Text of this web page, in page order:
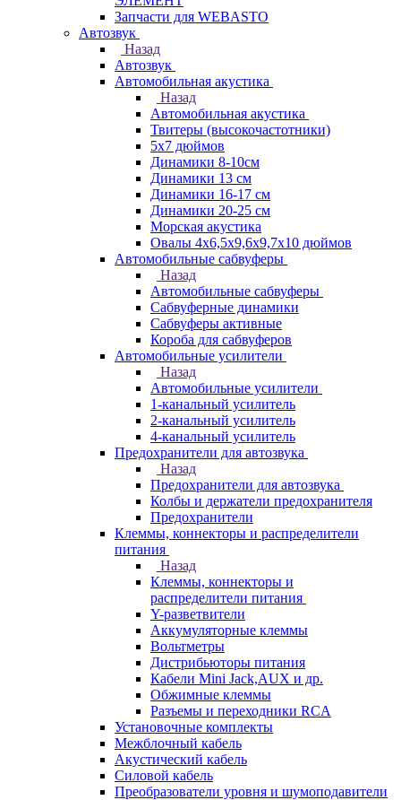
Запчасти для WEBASTO
Автозвук
Назад
Автозвук
Автомобильная акустика
Назад
Автомобильная акустика
Твитеры (высокочастотники)
5x7 дюймов
Динамики 8-10см
Динамики 13 см
Динамики 16-17 см
Динамики 20-25 см
Морская акустика
Овалы 4х6,5х9,6x9,7х10 дюймов
Автомобильные сабвуферы
Назад
Автомобильные сабвуферы
Сабвуферные динамики
Сабвуферы активные
Короба для сабвуферов
Автомобильные усилители
Назад
Автомобильные усилители
1-канальный усилитель
2-канальный усилитель
4-канальный усилитель
Предохранители для автозвука
Назад
Предохранители для автозвука
Колбы и держатели предохранителя
Предохранители
Клеммы, коннекторы и распределители
питания
Назад
Клеммы, коннекторы и
распределители питания
Y-разветвители
Аккумуляторные клеммы
Вольтметры
Дистрибьюторы питания
Кабели Mini Jack,AUX и др.
Обжимные клеммы
Разъемы и переходники RCA
Установочные комплекты
Межблочный кабель
Акустический кабель
Силовой кабель
Преобразователи уровня и шумоподавители